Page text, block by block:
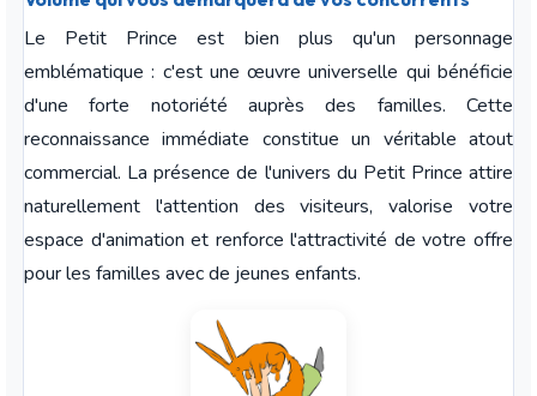
Le Petit Prince est bien plus qu'un personnage
emblématique : c'est une œuvre universelle qui bénéficie
d'une forte notoriété auprès des familles. Cette
reconnaissance immédiate constitue un véritable atout
commercial. La présence de l'univers du Petit Prince attire
naturellement l'attention des visiteurs, valorise votre
espace d'animation et renforce l'attractivité de votre offre
pour les familles avec de jeunes enfants.